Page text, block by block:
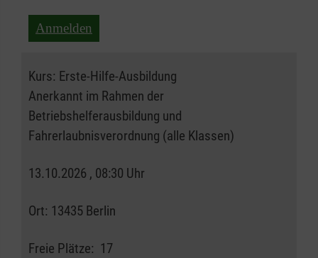
Anmelden
Kurs: Erste-Hilfe-Ausbildung
Anerkannt im Rahmen der
Betriebshelferausbildung und
Fahrerlaubnisverordnung (alle Klassen)
13.10.2026 , 08:30 Uhr
Ort: 13435 Berlin
Freie Plätze: 17